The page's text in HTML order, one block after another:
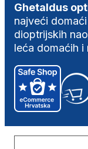
Ghetaldus
najveći
dioptrijskih
leća domaćih